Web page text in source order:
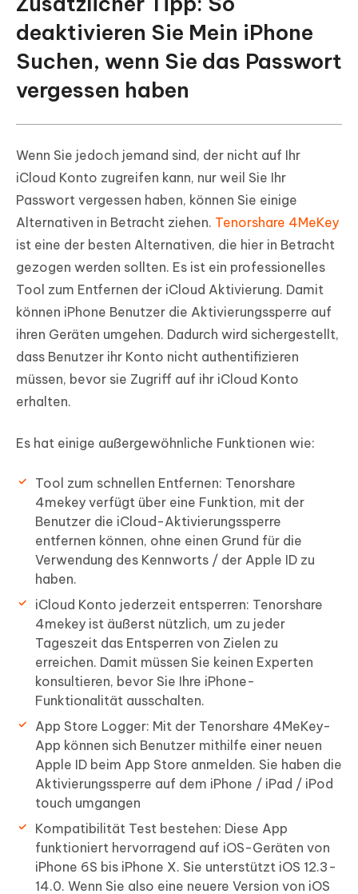
deaktivieren Sie Mein iPhone
Suchen, wenn Sie das Passwort
vergessen haben
Wenn Sie jedoch jemand sind, der nicht auf Ihr
iCloud Konto zugreifen kann, nur weil Sie Ihr
Passwort vergessen haben, können Sie einige
Alternativen in Betracht ziehen. Tenorshare 4MeKey
ist eine der besten Alternativen, die hier in Betracht
gezogen werden sollten. Es ist ein professionelles
Tool zum Entfernen der iCloud Aktivierung. Damit
können iPhone Benutzer die Aktivierungssperre auf
ihren Geräten umgehen. Dadurch wird sichergestellt,
dass Benutzer ihr Konto nicht authentifizieren
müssen, bevor sie Zugriff auf ihr iCloud Konto
erhalten.
Es hat einige außergewöhnliche Funktionen wie:
Tool zum schnellen Entfernen: Tenorshare
4mekey verfügt über eine Funktion, mit der
Benutzer die iCloud-Aktivierungssperre
entfernen können, ohne einen Grund für die
Verwendung des Kennworts / der Apple ID zu
haben.
iCloud Konto jederzeit entsperren: Tenorshare
4mekey ist äußerst nützlich, um zu jeder
Tageszeit das Entsperren von Zielen zu
erreichen. Damit müssen Sie keinen Experten
konsultieren, bevor Sie Ihre iPhone-
Funktionalität ausschalten.
App Store Logger: Mit der Tenorshare 4MeKey-
App können sich Benutzer mithilfe einer neuen
Apple ID beim App Store anmelden. Sie haben die
Aktivierungssperre auf dem iPhone / iPad / iPod
touch umgangen
Kompatibilität Test bestehen: Diese App
funktioniert hervorragend auf iOS-Geräten von
iPhone 6S bis iPhone X. Sie unterstützt iOS 12.3-
14.0. Wenn Sie also eine neuere Version von iOS